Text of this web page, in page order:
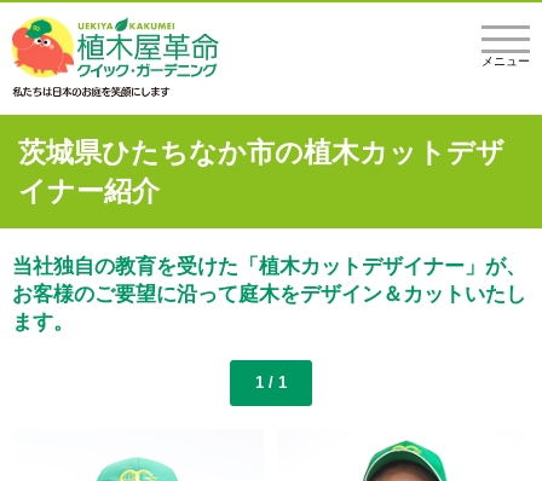
メニュー
茨城県ひたちなか市の植木カットデザ
イナー紹介
当社独自の教育を受けた「植木カットデザイナー」が、
お客様のご要望に沿って庭木をデザイン＆カットいたし
ます。
1 / 1